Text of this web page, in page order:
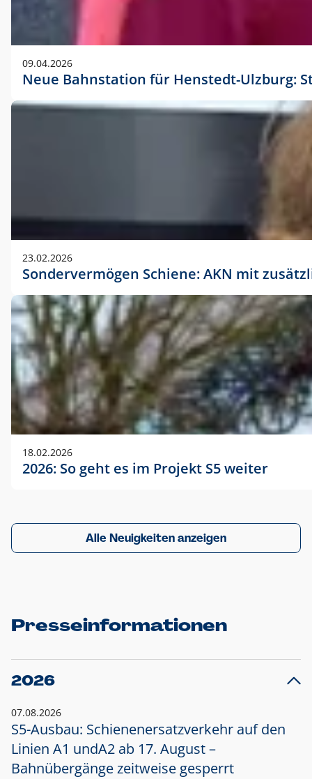
09.04.2026
Neue Bahnstation für Henstedt-Ulzburg:
23.02.2026
Sondervermögen Schiene: AKN mit
18.02.2026
2026: So geht es im Projekt S5 weiter
Alle Neuigkeiten anzeigen
Presseinformationen
2026
07.08.2026
S5-Ausbau: Schienenersatzverkehr auf den
Linien A1 undA2 ab 17. August –
Bahnübergänge zeitweise gesperrt